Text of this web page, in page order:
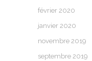
février 2020
janvier 2020
novembre 2019
septembre 2019